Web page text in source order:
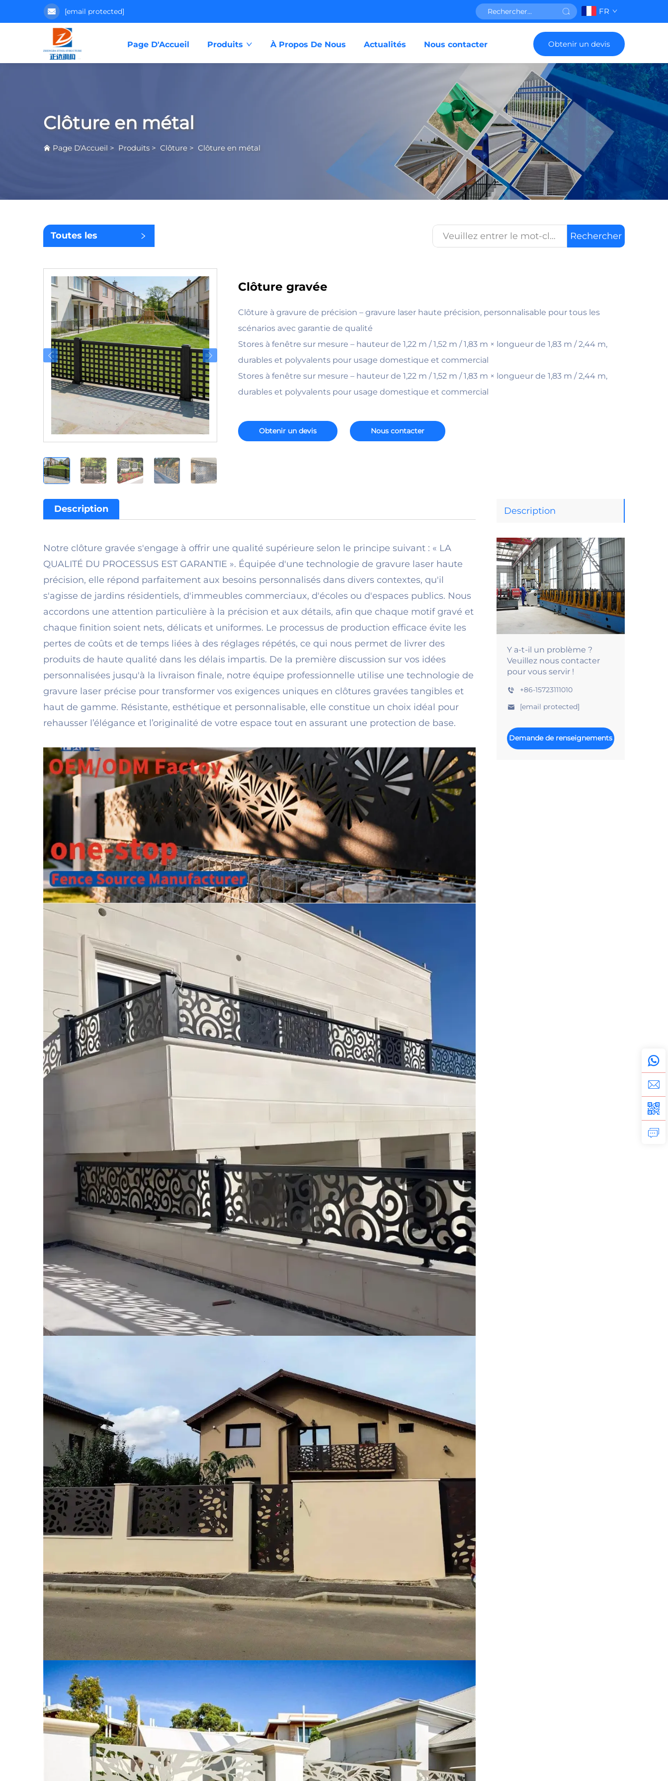
[email protected] FR
Page D'Accueil Produits À Propos De Nous Actualités Nous contacter Obtenir un devis
Clôture en métal
Page D'Accueil > Produits > Clôture > Clôture en métal
Toutes les Rechercher
Clôture gravée
Clôture à gravure de précision – gravure laser haute précision, personnalisable pour tous les
scénarios avec garantie de qualité
Stores à fenêtre sur mesure – hauteur de 1,22 m / 1,52 m / 1,83 m × longueur de 1,83 m / 2,44 m,
durables et polyvalents pour usage domestique et commercial
Stores à fenêtre sur mesure – hauteur de 1,22 m / 1,52 m / 1,83 m × longueur de 1,83 m / 2,44 m,
durables et polyvalents pour usage domestique et commercial
Obtenir un devis Nous contacter
Description
Y a-t-il un problème ?
Veuillez nous contacter
pour vous servir !
+86-15723111010
[email protected]
Demande de renseignements
Description
Notre clôture gravée s'engage à offrir une qualité supérieure selon le principe suivant : « LA
QUALITÉ DU PROCESSUS EST GARANTIE ». Équipée d'une technologie de gravure laser haute
précision, elle répond parfaitement aux besoins personnalisés dans divers contextes, qu'il
s'agisse de jardins résidentiels, d'immeubles commerciaux, d'écoles ou d'espaces publics. Nous
accordons une attention particulière à la précision et aux détails, afin que chaque motif gravé et
chaque finition soient nets, délicats et uniformes. Le processus de production efficace évite les
pertes de coûts et de temps liées à des réglages répétés, ce qui nous permet de livrer des
produits de haute qualité dans les délais impartis. De la première discussion sur vos idées
personnalisées jusqu'à la livraison finale, notre équipe professionnelle utilise une technologie de
gravure laser précise pour transformer vos exigences uniques en clôtures gravées tangibles et
haut de gamme. Résistante, esthétique et personnalisable, elle constitue un choix idéal pour
rehausser l’élégance et l’originalité de votre espace tout en assurant une protection de base.